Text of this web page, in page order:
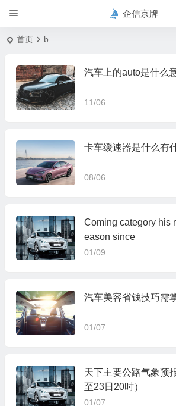
企信京牌
首页 b
汽车上的auto是什么
11/06
卡车缓速器是什么有
08/06
Coming category his
eason since
01/09
汽车美容省钱技巧需
01/07
天下主要公路气象预
至23日20时）
01/07